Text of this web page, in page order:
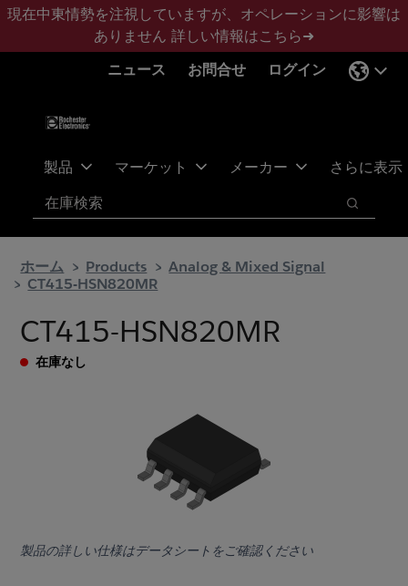
メ
ン
フ
タ
現在中東情勢を注視していますが、オペレーションに影響は
ありません 詳しい情報はこちら➜
ニュース
お問合せ ログイン
製品 マーケット メーカー さらに表示
検索
検索
ホーム Products
Analog & Mixed Signal
CT415-HSN820MR
CT415-HSN820MR
在庫なし
製品の詳しい仕様はデータシートをご確認ください